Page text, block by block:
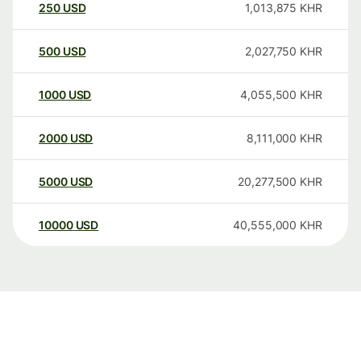
250 USD 1,013,875 KHR
500 USD 2,027,750 KHR
1000 USD 4,055,500 KHR
2000 USD 8,111,000 KHR
5000 USD 20,277,500 KHR
10000 USD 40,555,000 KHR